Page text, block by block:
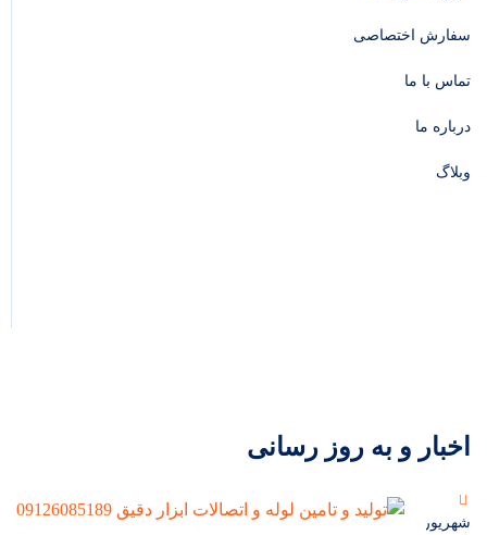
سفارش اختصاصی
تماس با ما
درباره ما
وبلاگ
اخبار و به روز رسانی
شهریور